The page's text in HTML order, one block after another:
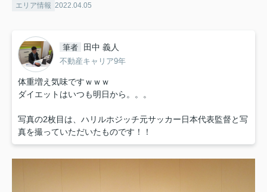
エリア情報 2022.04.05
筆者 田中 義人
不動産キャリア9年
体重増え気味ですｗｗｗ
ダイエットはいつも明日から。。。
写真の2枚目は、ハリルホジッチ元サッカー日本代表監督と写
真を撮っていただいたものです！！